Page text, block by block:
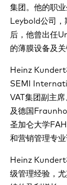
集团。他的职
Leybold公司，
后，他曾出任
的薄膜设备及
Heinz Kundert
SEMI
VAT集团副主
及德国
圣加仑大学
和营销管理专业
Heinz Kundert
级管理经验，